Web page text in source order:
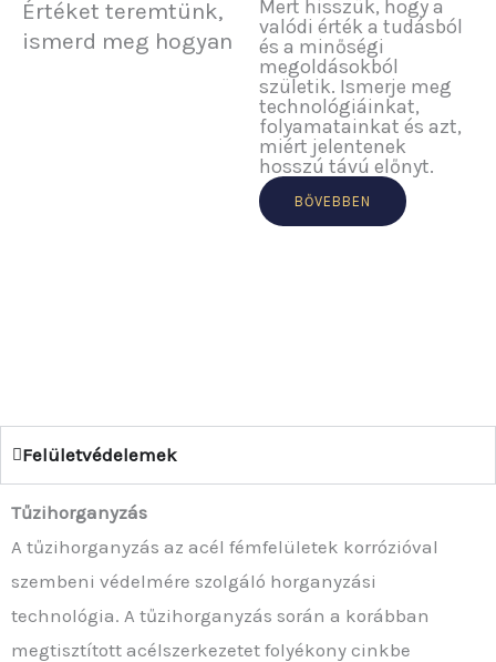
Értéket teremtünk,
ismerd meg hogyan
Mert hisszük, hogy a
valódi érték a tudásból
és a minőségi
megoldásokból
születik. Ismerje meg
technológiáinkat,
folyamatainkat és azt,
miért jelentenek
hosszú távú előnyt.
BŐVEBBEN
Felületvédelemek
Tűzihorganyzás
A tűzihorganyzás az acél fémfelületek korrózióval
szembeni védelmére szolgáló horganyzási
technológia. A tűzihorganyzás során a korábban
megtisztított acélszerkezetet folyékony cinkbe